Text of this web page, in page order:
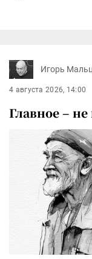
Игорь
4 августа 2026, 14:00
Главное – не